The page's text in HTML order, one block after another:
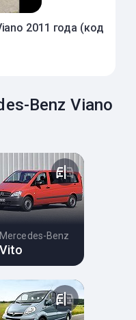
2011 года (код
Benz Viano
Mercedes-Benz
Vito